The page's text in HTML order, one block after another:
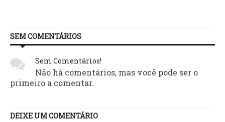
SEM COMENTÁRIOS
Sem Comentários!
Não há comentários, mas você pode ser o
primeiro a comentar.
DEIXE UM COMENTÁRIO